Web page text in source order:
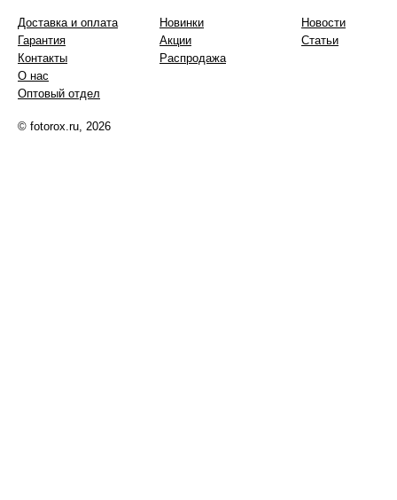
Доставка и оплата
Гарантия
Контакты
О нас
Оптовый отдел
Новинки
Акции
Распродажа
Новости
Статьи
© fotorox.ru, 2026